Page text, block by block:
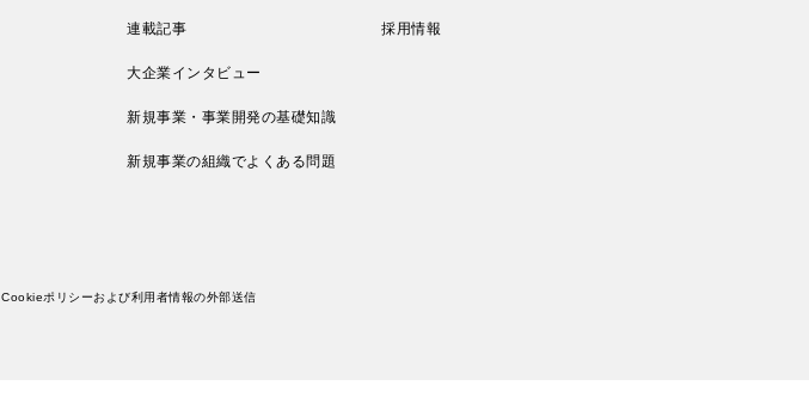
連載記事
大企業インタビュー
新規事業・事業開発の基礎知識
新規事業の組織でよくある問題
採用情報
Cookieポリシーおよび利用者情報の外部送信